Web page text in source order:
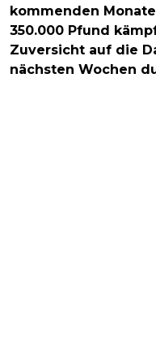
kommenden
350.000 Pfund
Zuversicht auf die
nächsten Wochen